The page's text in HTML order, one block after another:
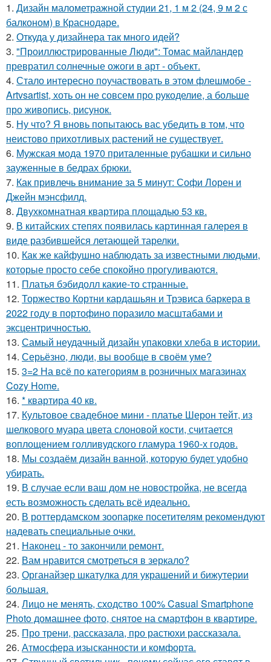
1. Дизайн малометражной студии 21, 1 м 2 (24, 9 м 2 с
балконом) в Краснодаре.
2. Откуда у дизайнера так много идей?
3. "Проиллюстрированные Люди": Томас майландер
превратил солнечные ожоги в арт - объект.
4. Стало интересно поучаствовать в этом флешмобе -
Artvsartist, хоть он не совсем про рукоделие, а больше
про живопись, рисунок.
5. Ну что? Я вновь попытаюсь вас убедить в том, что
неистово прихотливых растений не существует.
6. Мужская мода 1970 приталенные рубашки и сильно
зауженные в бедрах брюки.
7. Как привлечь внимание за 5 минут: Софи Лорен и
Джейн мэнсфилд.
8. Двухкомнатная квартира площадью 53 кв.
9. В китайских степях появилась картинная галерея в
виде разбившейся летающей тарелки.
10. Как же кайфушно наблюдать за известными людьми,
которые просто себе спокойно прогуливаются.
11. Платья бэбидолл какие-то странные.
12. Торжество Кортни кардашьян и Трэвиса баркера в
2022 году в портофино поразило масштабами и
эксцентричностью.
13. Самый неудачный дизайн упаковки хлеба в истории.
14. Серьёзно, люди, вы вoобще в своём уме?
15. 3=2 На всё по категориям в розничных магазинах
Cozy Home.
16. * квартира 40 кв.
17. Культовое свадебное мини - платье Шерон тейт, из
шелкового муара цвета слоновой кости, считается
воплощением голливудского гламура 1960-х годов.
18. Мы создаём дизайн ванной, которую будет удобно
убирать.
19. В случае если ваш дом не новостройка, не всегда
есть возможность сделать всё идеально.
20. В роттердамском зоопарке посетителям рекомендуют
надевать специальные очки.
21. Наконец - то закончили ремонт.
22. Вам нравится смотреться в зеркало?
23. Органайзер шкатулка для украшений и бижутерии
большая.
24. Лицо не менять, сходство 100% Casual Smartphone
Photo домашнее фото, снятое на смартфон в квартире.
25. Про трени, рассказала, про растюхи рассказала.
26. Атмосфера изысканности и комфорта.